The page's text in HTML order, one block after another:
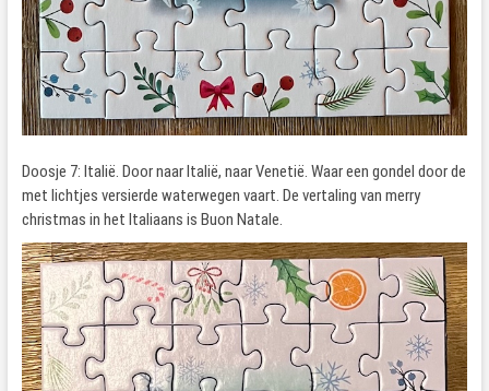
Doosje 7: Italië. Door naar Italië, naar Venetië. Waar een gondel door de
met lichtjes versierde waterwegen vaart. De vertaling van merry
christmas in het Italiaans is Buon Natale.